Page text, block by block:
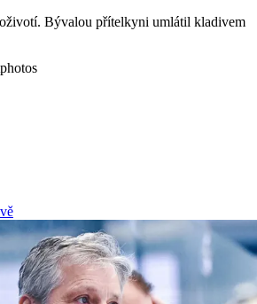
Bývalou přítelkyni umlátil kladivem